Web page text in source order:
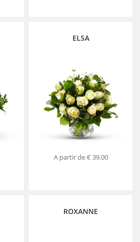
ELSA
A partir de€ 39.00
ROXANNE